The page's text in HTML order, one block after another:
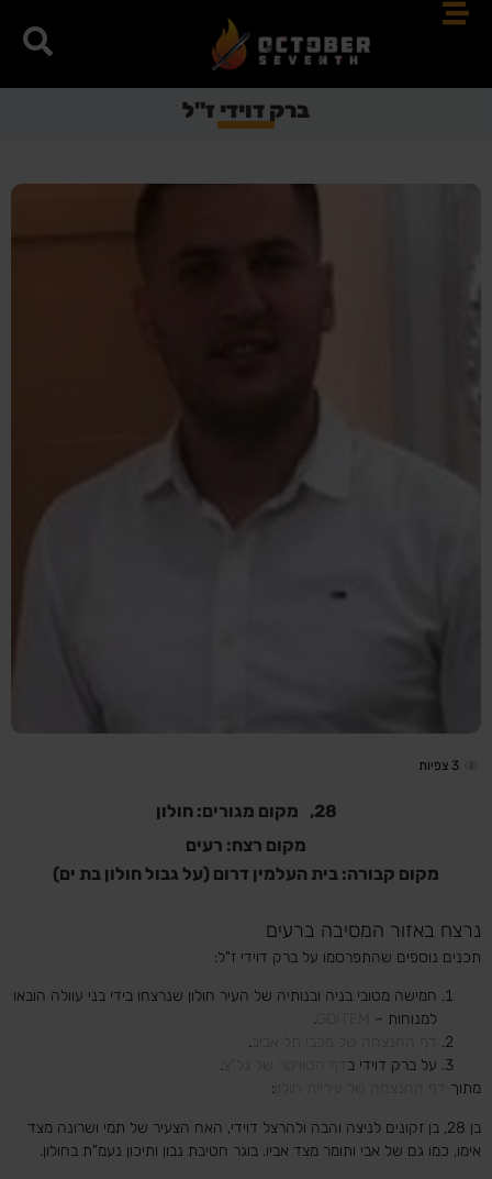
ברק דוידי ז"ל
3 צפיות
28,
מקום מגורים: חולון
מקום רצח: רעים
מקום קבורה: בית העלמין דרום (על גבול חולון בת ים)
נרצח באזור המסיבה ברעים
תכנים נוספים שהתפרסמו על ברק דוידי ז"ל:
חמישה מטובי בניה ובנותיה של העיר חולון שנרצחו בידי בני עוולה הובאו
למנוחות –
.
.
על ברק דוידי ב
.
מתוך
:
בן 28, בן זקונים לניצה והבה ולהרצל דוידי, האח הצעיר של תמי ושרונה מצד
אימו, כמו גם של אבי ותומר מצד אביו. בוגר חטיבת נבון ותיכון נעמ"ת בחולון.